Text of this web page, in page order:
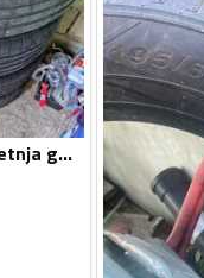
Kenda - Gume - Ljetnja guma